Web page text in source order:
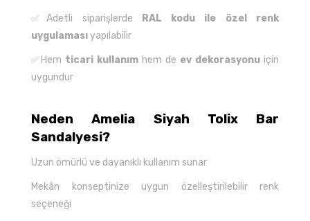
✅Adetli siparişlerde
RAL kodu ile özel renk
uygulamasıyapılabilir
✅Hem ticari kullanım hem de ev dekorasyonu için
uygundur
Neden Amelia Siyah Tolix Bar
Sandalyesi?
Uzun ömürlü ve dayanıklı kullanım sunar
Mekân konseptinize uygun özelleştirilebilir renk
seçeneği